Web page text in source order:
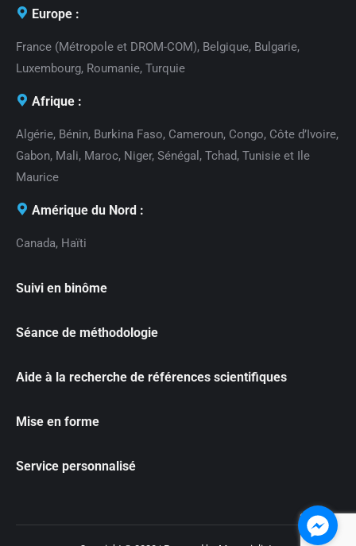
Europe :
France (Métropole et DROM-COM), Belgique, Bulgarie,
Luxembourg, Roumanie, Turquie
Afrique :
Algérie, Bénin, Burkina Faso, Cameroun, Congo, Côte d’Ivoire,
Gabon, Mali, Maroc, Niger, Sénégal, Tchad, Tunisie et Ile
Maurice
Amérique du Nord :
Canada, Haïti
Suivi en binôme
Séance de méthodologie
Aide à la recherche de références scientifiques
Mise en forme
Service personnalisé